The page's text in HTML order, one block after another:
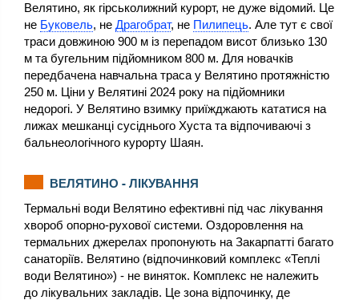
Велятино, як гірськолижний курорт, не дуже відомий. Це
не Буковель, не Драгобрат, не Пилипець. Але тут є свої
траси довжиною 900 м із перепадом висот близько 130
м та бугельним підйомником 800 м. Для новачків
передбачена навчальна траса у Велятино протяжністю
250 м. Ціни у Велятині 2024 року на підйомники
недорогі. У Велятино взимку приїжджають кататися на
лижах мешканці сусіднього Хуста та відпочиваючі з
бальнеологічного курорту Шаян.
ВЕЛЯТИНО - ЛІКУВАННЯ
Термальні води Велятино ефективні під час лікування
хвороб опорно-рухової системи. Оздоровлення на
термальних джерелах пропонують на Закарпатті багато
санаторіїв. Велятино (відпочинковий комплекс «Теплі
води Велятино») - не виняток. Комплекс не належить
до лікувальних закладів. Це зона відпочинку, де